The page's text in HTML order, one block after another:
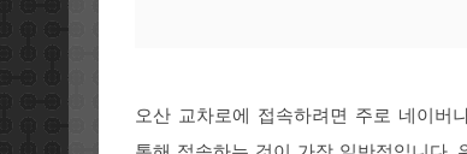
오산 교차로에 접속하려면 주로 네이버